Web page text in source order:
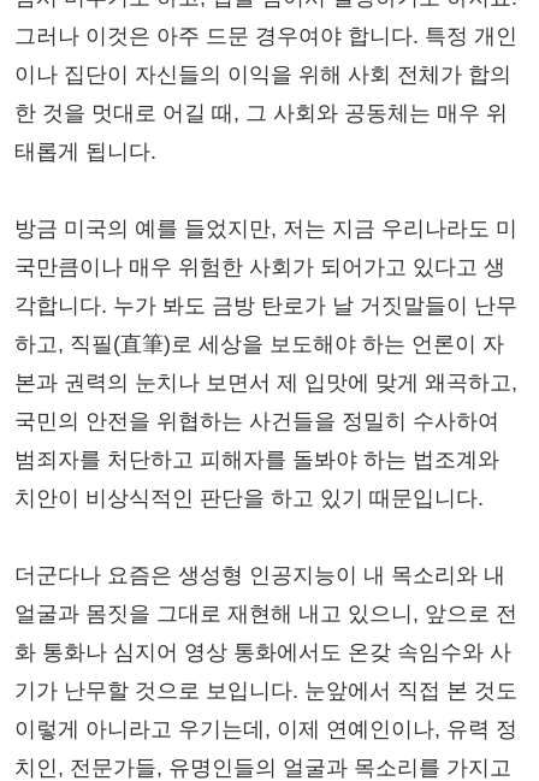
그러나 이것은 아주 드문 경우여야 합니다. 특정 개인
이나 집단이 자신들의 이익을 위해 사회 전체가 합의
한 것을 멋대로 어길 때, 그 사회와 공동체는 매우 위
태롭게 됩니다.
방금 미국의 예를 들었지만, 저는 지금 우리나라도 미
국만큼이나 매우 위험한 사회가 되어가고 있다고 생
각합니다. 누가 봐도 금방 탄로가 날 거짓말들이 난무
하고, 직필(直筆)로 세상을 보도해야 하는 언론이 자
본과 권력의 눈치나 보면서 제 입맛에 맞게 왜곡하고,
국민의 안전을 위협하는 사건들을 정밀히 수사하여
범죄자를 처단하고 피해자를 돌봐야 하는 법조계와
치안이 비상식적인 판단을 하고 있기 때문입니다.
더군다나 요즘은 생성형 인공지능이 내 목소리와 내
얼굴과 몸짓을 그대로 재현해 내고 있으니, 앞으로 전
화 통화나 심지어 영상 통화에서도 온갖 속임수와 사
기가 난무할 것으로 보입니다. 눈앞에서 직접 본 것도
이렇게 아니라고 우기는데, 이제 연예인이나, 유력 정
치인, 전문가들, 유명인들의 얼굴과 목소리를 가지고